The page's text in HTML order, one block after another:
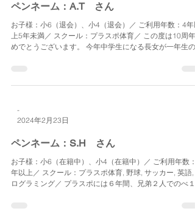
ペンネーム：A.T さん
お子様：小6（退会）、小4（退会）／ ご利用年数：4年
上5年未満／ スクール：プラスポ体育／ この度は10周年
めでとうございます。 今年中学生になる長女が一年生の
-
2024年2月23日
ペンネーム：S.H さん
お子様：小6（在籍中）、小4（在籍中）／ ご利用年数：
年以上／ スクール：プラスポ体育, 野球, サッカー, 英語,
ログラミング／ プラスポには６年間、兄弟２人でのべ１